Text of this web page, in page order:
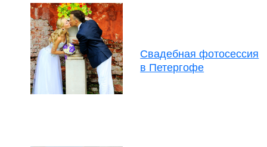
Свадебная фотосессия
в Петергофе